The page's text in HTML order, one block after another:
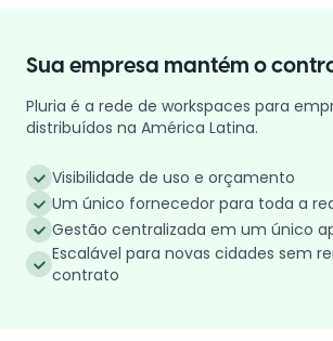
Sua empresa mantém o
Pluria é a rede de workspaces para
distribuídos na América Latina.
Visibilidade de uso e orçamento
Um único fornecedor para toda a
Gestão centralizada em um único
Escalável para novas cidades sem
contrato